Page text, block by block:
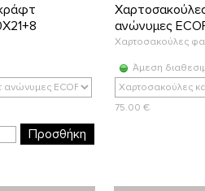
Προσθήκη
ανώνυμες
Χαρτοσακούλες
Άμεση
75.00 €